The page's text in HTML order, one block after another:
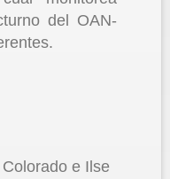
del OAN-
e Ilse